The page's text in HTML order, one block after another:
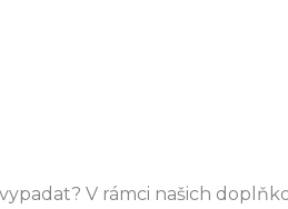
V rámci našich